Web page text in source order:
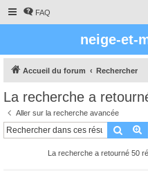
FAQ
neige-et-
Accueil du forum Rechercher
La recherche a
Aller sur la recherche avancée
La recherche a retourné 50